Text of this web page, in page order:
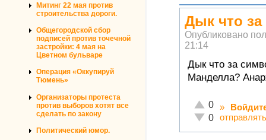
Митинг 22 мая против
строительства дороги.
Общегородской сбор
подписей против точечной
застройки: 4 мая на
Цветном бульваре
Операция «Оккупируй
Тюмень»
Организаторы протеста
против выборов хотят все
сделать по закону
Политический юмор.
Дык что за
Опубликовано
21:14
Дык что за
Манделла?
Отлично!
0
Неадекватно!
0
»